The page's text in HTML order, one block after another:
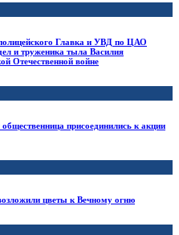
Главка и УВД по ЦАО
и труженика тыла Василия
Отечественной войне
присоединились к акции
цветы к Вечному огню